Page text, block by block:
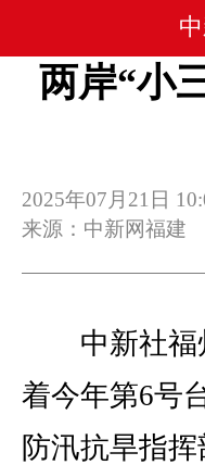
两岸“小
2025年07月21日
来源：中新网福建
中新社福
着今年第6号
防汛抗旱指